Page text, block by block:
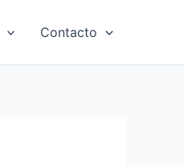
Contacto